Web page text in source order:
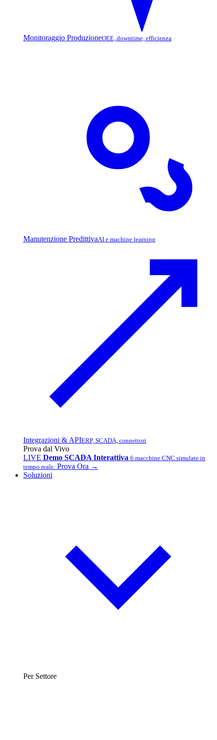
Monitoraggio ProduzioneOEE, downtime, efficienza
Manutenzione PredittivaAI e machine learning
Integrazioni & APIERP, SCADA, connettori
Prova dal Vivo
LIVE Demo SCADA Interattiva 6 macchine CNC simulate in
tempo reale. Prova Ora →
Soluzioni
Per Settore